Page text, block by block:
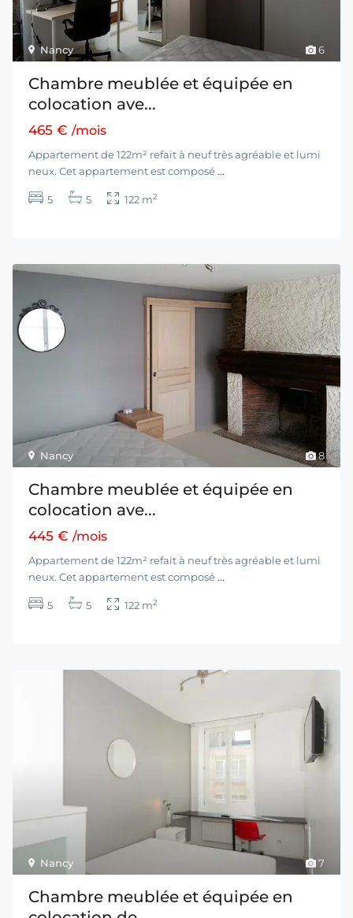
6
Nancy
Chambre meublée et équipée en
colocation ave...
465 €/mois
Appartement de 122m² refait à neuf très agréable et lumi
neux. Cet appartement est composé ...
5 5 122 m2
8
Nancy
Chambre meublée et équipée en
colocation ave...
445 €/mois
Appartement de 122m² refait à neuf très agréable et lumi
neux. Cet appartement est composé ...
5 5 122 m2
7
Nancy
Chambre meublée et équipée en